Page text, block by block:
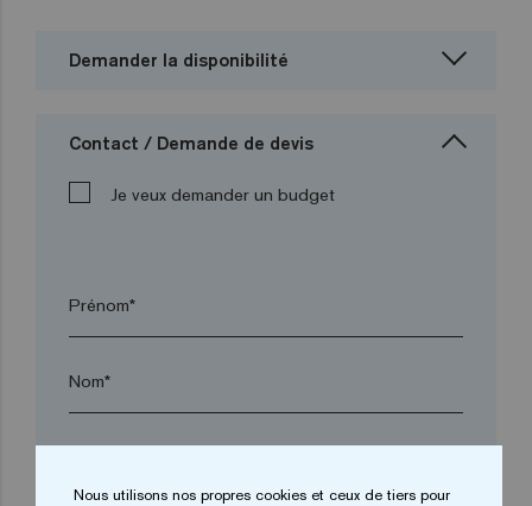
Demander la disponibilité
Contact / Demande de devis
Je veux demander un budget
Prénom*
Nom*
Nous utilisons nos propres cookies et ceux de tiers pour